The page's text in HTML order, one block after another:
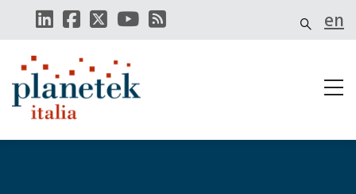
contenuto
en